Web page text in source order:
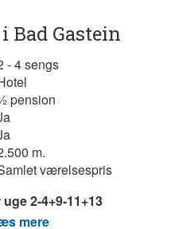
Bad Gastein
- 4 sengs
pension
m.
værelsespris
2-4+9-11+13
mere